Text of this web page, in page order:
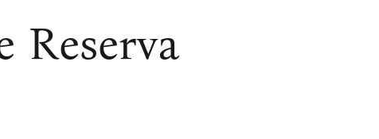
Reserva